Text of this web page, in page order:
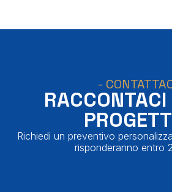
-
RACCONTACI
Richiedi un preventivo
risponderanno entro